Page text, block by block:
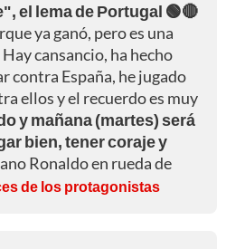
el lema de Portugal 🟢🔴
ya ganó, pero es una
cansancio, ha hecho
contra España, he jugado
ellos y el recuerdo es muy
y mañana (martes) será
bien, tener coraje y
Ronaldo en rueda de
de los protagonistas